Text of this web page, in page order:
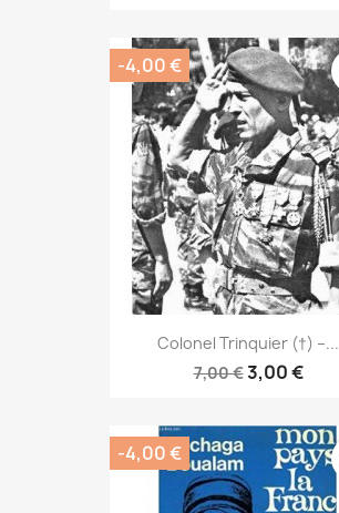
Colonel Trinquier (†) –...
7,00 €3,00 €
-4,00 €
-4,00 €